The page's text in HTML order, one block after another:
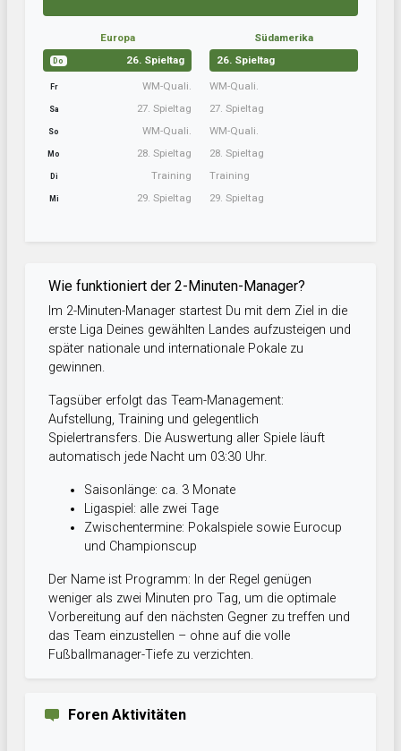
Europa
Do 26. Spieltag
Fr WM-Quali.
Sa 27. Spieltag
So WM-Quali.
Mo 28. Spieltag
Di Training
Mi 29. Spieltag
Südamerika
26. Spieltag
WM-Quali.
27. Spieltag
WM-Quali.
28. Spieltag
Training
29. Spieltag
Wie funktioniert der 2-Minuten-Manager?
Im 2-Minuten-Manager startest Du mit dem Ziel in die
erste Liga Deines gewählten Landes aufzusteigen und
später nationale und internationale Pokale zu
gewinnen.
Tagsüber erfolgt das Team-Management:
Aufstellung, Training und gelegentlich
Spielertransfers. Die Auswertung aller Spiele läuft
automatisch jede Nacht um 03:30 Uhr.
Saisonlänge: ca. 3 Monate
Ligaspiel: alle zwei Tage
Zwischentermine: Pokalspiele sowie Eurocup
und Championscup
Der Name ist Programm: In der Regel genügen
weniger als zwei Minuten pro Tag, um die optimale
Vorbereitung auf den nächsten Gegner zu treffen und
das Team einzustellen – ohne auf die volle
Fußballmanager-Tiefe zu verzichten.
Foren Aktivitäten